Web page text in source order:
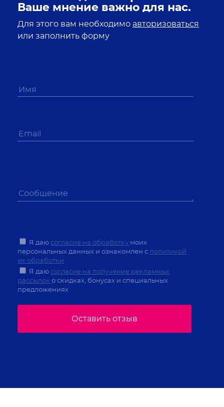
Ваше мнение важно для нас.
Для этого вам необходимо авторизоваться
или заполнить форму
Я даю согласие на обработку моих
персональных данных и ознакомлен с политикой
их обработки
Я даю согласие на получение рекламных
рассылок о скидках, бонусах и специальных
предложениях
Оставить отзыв